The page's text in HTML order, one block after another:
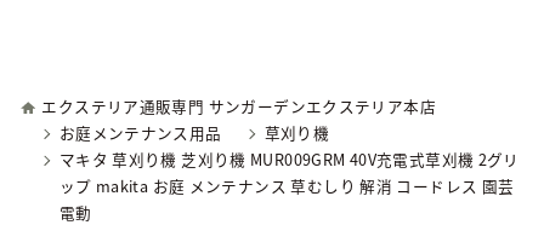
エクステリア通販専門 サンガーデンエクステリア本店
お庭メンテナンス用品
草刈り機
マキタ 草刈り機 芝刈り機 MUR009GRM 40V充電式草刈機 2グリ
ップ makita お庭 メンテナンス 草むしり 解消 コードレス 園芸
電動